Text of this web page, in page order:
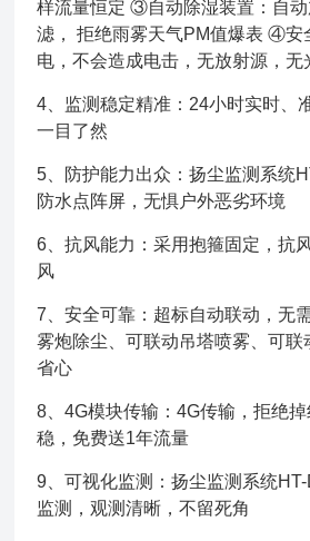
样流量恒定 ③自动除湿装置：自
滤， 拒绝雨雾天气PM值爆表 ④安
电，不会造成电击，无放射源，无
4、监测稳定精准：24小时实时、
一目了然
5、防护能力出众：扬尘监测系统
防水点阵屏，无惧户外恶劣环境
6、抗风能力：采用抱箍固定，抗
风
7、安全可靠：超标自动联动，无
雾炮除尘、可联动吊塔喷雾、可联
省心
8、4G模块传输：4G传输，拒绝
稳，免费送1年流量
9、可视化监测：扬尘监测系统
监测，观测清晰，不留死角